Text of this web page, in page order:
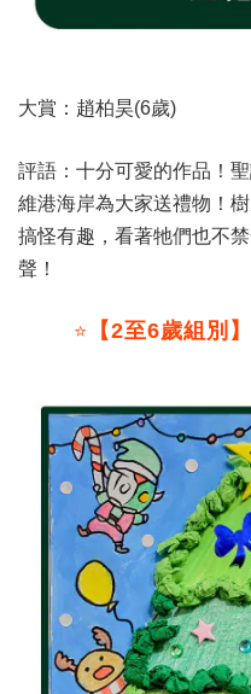
大賞：趙柏昊(6歲)
評語：十分可愛的作品！
維港海岸為大家送禮物！
搞怪有趣，看著牠們也不
聲！
⭐ 【2至6歲組別